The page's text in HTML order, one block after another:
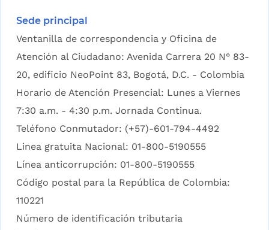
Sede principal
Ventanilla de correspondencia y Oficina de
Atención al Ciudadano: Avenida Carrera 20 N° 83-
20, edificio NeoPoint 83, Bogotá, D.C. - Colombia
Horario de Atención Presencial: Lunes a Viernes
7:30 a.m. - 4:30 p.m. Jornada Continua.
Teléfono Conmutador: (+57)-601-794-4492
Linea gratuita Nacional: 01-800-5190555
Línea anticorrupción: 01-800-5190555
Código postal para la República de Colombia:
110221
Número de identificación tributaria